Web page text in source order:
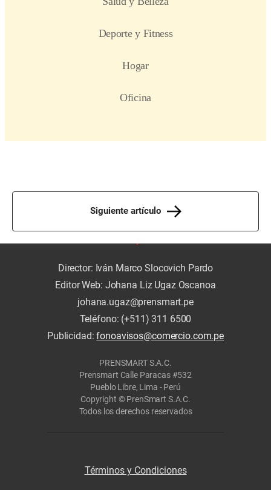
Siguiente artículo
Director: Iván Marco Slocovich Pardo
Editor Web: Johana Liz Ugaz Oscanoa
johana.ugaz@prensmart.pe
Teléfono: (+511) 311 6500
Publicidad:fonoavisos@comercio.com.pe
PRENSMART S.A.C.
Prensmart Calle Paracas #532
Pueblo Libre, Lima - Perú
Copyright © PrenSmart S.A.C.
Todos los derechos reservados
Términos y Condiciones